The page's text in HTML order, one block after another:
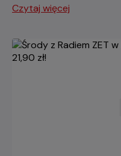
Czytaj więcej